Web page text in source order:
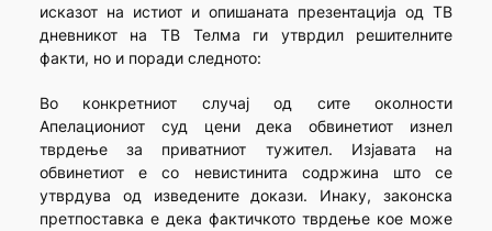
исказот на истиот и опишаната презентација од ТВ
дневникот на ТВ Телма ги утврдил решителните
факти, но и поради следното:
Во конкретниот случај од сите околности
Апелациониот суд цени дека обвинетиот изнел
тврдење за приватниот тужител. Изјавата на
обвинетиот е со невистинита содржина што се
утврдува од изведените докази. Инаку, законска
претпоставка е дека фактичкото тврдење кое може